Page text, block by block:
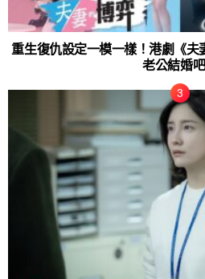
重生復仇設定一模一樣！港劇《夫
老公結婚吧